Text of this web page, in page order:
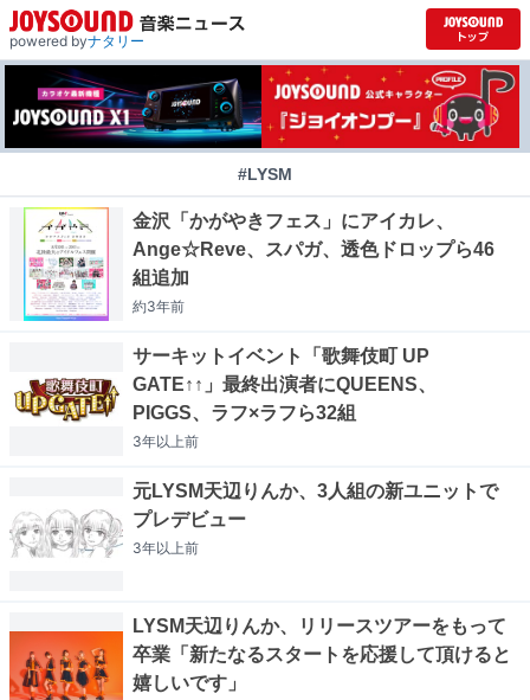
powered byナタリー
#LYSM
金沢「かがやきフェス」にアイカレ、
Ange☆Reve、スパガ、透色ドロップら46
組追加
約3年前
サーキットイベント「歌舞伎町 UP
GATE↑↑」最終出演者にQUEENS、
PIGGS、ラフ×ラフら32組
3年以上前
元LYSM天辺りんか、3人組の新ユニットで
プレデビュー
3年以上前
LYSM天辺りんか、リリースツアーをもって
卒業「新たなるスタートを応援して頂けると
嬉しいです」